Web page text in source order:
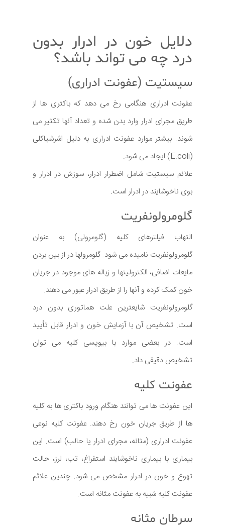
دلایل خون در ادرار بدون
درد چه می تواند باشد؟
سیستیت (عفونت ادراری)
عفونت ادراری هنگامی رخ می دهد که باکتری ها از
طریق مجرای ادرار وارد بدن شده و تعداد آنها تکثیر می
شوند. بیشتر موارد عفونت ادراری به دلیل اشرشیاکلی
(E.coli) ایجاد می شود.
علائم سیستیت شامل اضطرار ادرار، سوزش در ادرار و
بوی ناخوشایند در ادرار است.
گلومرولونفریت
التهاب فیلترهای کلیه (گلومرولی) به عنوان
گلومرولونفریت نامیده می شود. گلومرولها در از بین بردن
مایعات اضافی، الکترولیتها و زباله های موجود در جریان
خون کمک کرده و آنها را از طریق ادرار عبور می دهند.
گلومرولونفریت شایعترین علت هماتوری بدون درد
است. تشخیص آن با آزمایش خون و ادرار قابل تأیید
است. در بعضی موارد با بیوپسی کلیه می توان
تشخیص دقیقی داد.
عفونت کلیه
این عفونت ها می توانند هنگام ورود باکتری ها به کلیه
ها از طریق جریان خون رخ دهند. عفونت کلیه نوعی
عفونت ادراری (مثانه، مجرای ادرار یا حالب) است. این
بیماری با بیماری ناخوشایند استفراغ، تب، لرز، حالت
تهوع و خون در ادرار مشخص می شود. چندین علائم
عفونت کلیه شبیه به عفونت مثانه است.
سرطان مثانه